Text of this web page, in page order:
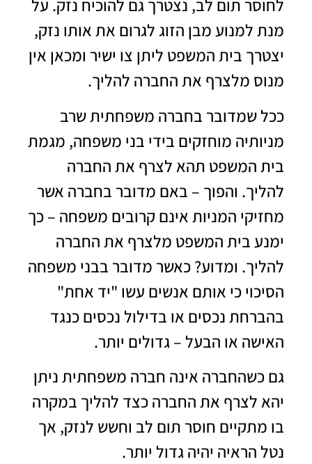
לחוסר תום לב, נצטרך גם להוכיח נזק. על
מנת למנוע מבן הזוג לגרום את אותו נזק,
יצטרך בית המשפט ליתן צו ישיר ומכאן אין
מנוס מלצרף את החברה להליך.
ככל שמדובר בחברה משפחתית שרב
מניותיה מוחזקים בידי בני משפחה, מגמת
בית המשפט תהא לצרף את החברה
להליך. והפוך – באם מדובר בחברה אשר
מחזיקי המניות אינם קרובים משפחה – כך
ימנע בית המשפט מלצרף את החברה
להליך. ומדוע? כאשר מדובר בבני משפחה
הסיכוי כי אותם אנשים עשו "יד אחת"
בהברחת נכסים או בדילול נכסים כנגד
האישה או הבעל – גדולים יותר.
גם כשהחברה אינה חברה משפחתית ניתן
יהא לצרף את החברה כצד להליך במקרה
בו מתקיים חוסר תום לב וחשש לנזק, אך
נטל הראיה יהיה גדול יותר.